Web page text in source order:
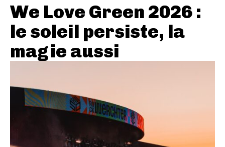
We Love Green 2026 :
le soleil persiste, la
magie aussi